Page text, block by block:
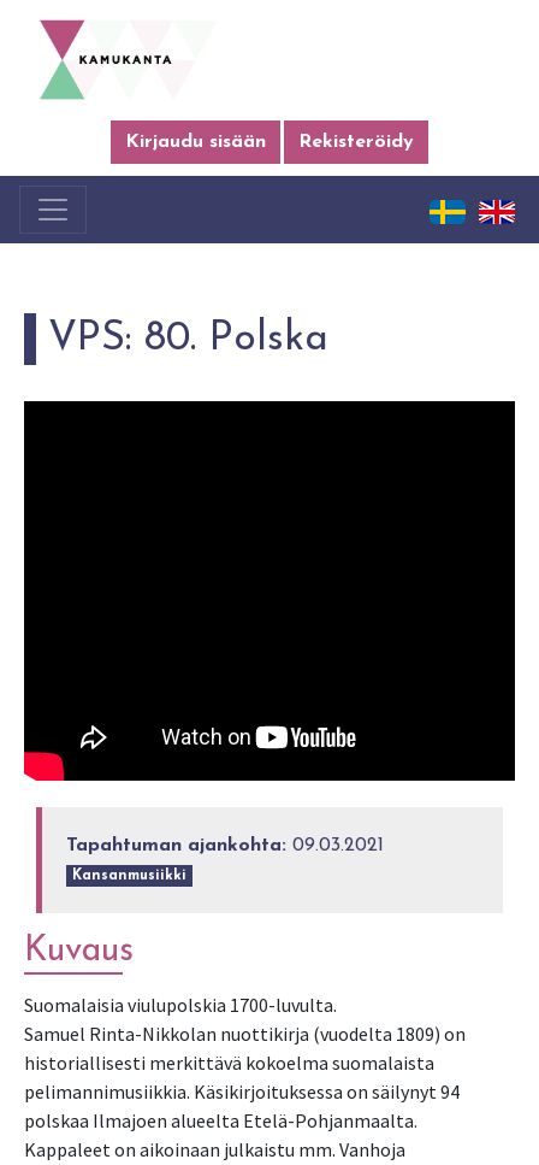
Kirjaudu sisään Rekisteröidy
VPS: 80. Polska
Tapahtuman ajankohta: 09.03.2021
Kansanmusiikki
Kuvaus
Suomalaisia viulupolskia 1700-luvulta.
Samuel Rinta-Nikkolan nuottikirja (vuodelta 1809) on
historiallisesti merkittävä kokoelma suomalaista
pelimannimusiikkia. Käsikirjoituksessa on säilynyt 94
polskaa Ilmajoen alueelta Etelä-Pohjanmaalta.
Kappaleet on aikoinaan julkaistu mm. Vanhoja